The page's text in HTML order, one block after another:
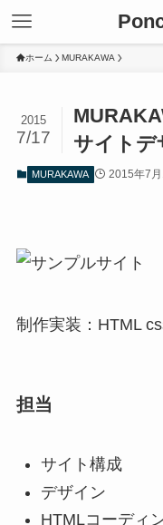
ホーム MURAKAWA
サイトデ
2015
7/17
MURAKAWA 2015年7月
制作実装：HTML
担当
サイト構成
デザイン
HTMLコーディ